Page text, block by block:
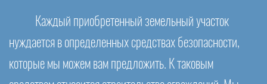
Каждый приобретенный земельный участок
нуждается в определенных средствах безопасности,
которые мы можем вам предложить. К таковым